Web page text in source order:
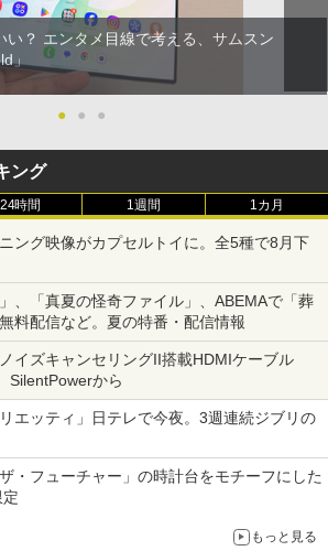
い？ エンタメ目線で考える、サムスン
」
● ● ●
ング
24時間 1週間 1カ月
ング映像がカプセルトイに。全5種で8月下
、「真夏の怪奇ファイル」、ABEMAで「葬
料配信など。夏の特番・配信情報
イズキャンセリングII搭載HDMIケーブル
SilentPowerから
エッティ」日テレで今夜。3週連続ジブリの
・フューチャー」の時計台をモチーフにした
もっと見る